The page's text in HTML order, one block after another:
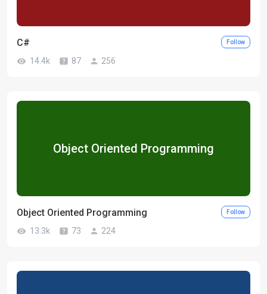
C# Follow
14.4k 87 256
Object Oriented Programming
Object Oriented Programming Follow
13.3k 73 224